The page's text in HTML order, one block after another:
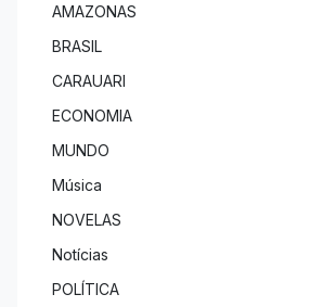
AMAZONAS
BRASIL
CARAUARI
ECONOMIA
MUNDO
Música
NOVELAS
Notícias
POLÍTICA